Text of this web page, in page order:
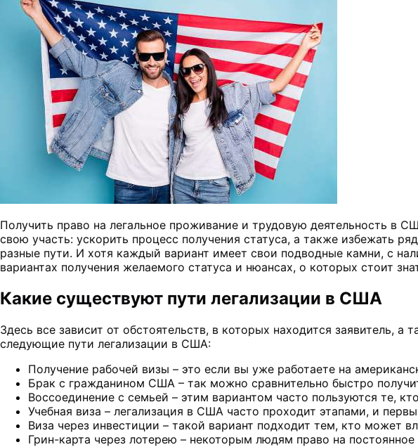
Получить право на легальное проживание и трудовую деятельность в
свою участь: ускорить процесс получения статуса, а также избежать
разные пути. И хотя каждый вариант имеет свои подводные камни, с
вариантах получения желаемого статуса и нюансах, о которых стоит
Какие существуют пути легализации в США
Здесь все зависит от обстоятельств, в которых находится
следующие пути легализации в США:
Получение рабочей визы – это если вы уже работаете на
Брак с гражданином США – так можно сравнительно быстро
Воссоединение с семьей – этим вариантом часто пользуются те,
Учебная виза – легализация в США часто проходит этапами, и
Виза через инвестиции – такой вариант подходит тем, кто может
Грин-карта через лотерею – некоторым людям право на